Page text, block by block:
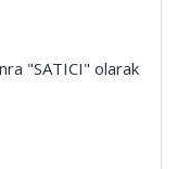
"SATICI" olarak